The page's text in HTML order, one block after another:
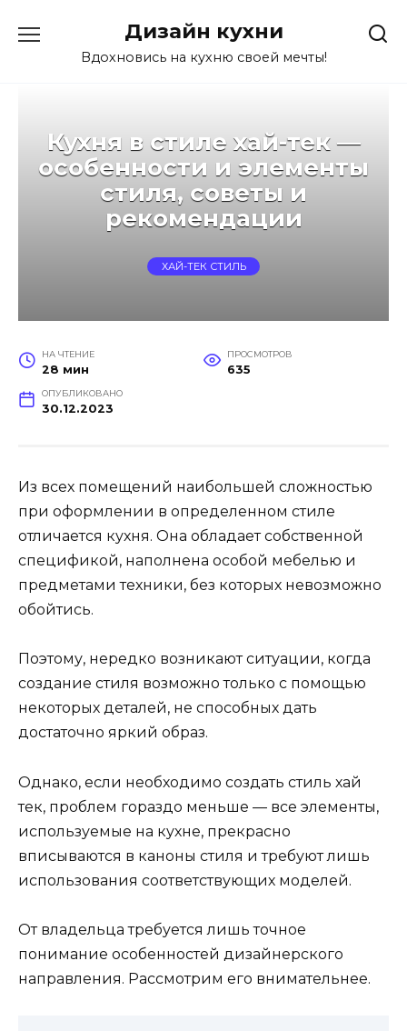
содержанию
Дизайн кухни
Вдохновись на кухню своей мечты!
Кухня в стиле хай-тек —
особенности и элементы
стиля, советы и
рекомендации
ХАЙ-ТЕК СТИЛЬ
НА ЧТЕНИЕ
28 мин
ПРОСМОТРОВ
635
ОПУБЛИКОВАНО
30.12.2023
Из всех помещений наибольшей сложностью
при оформлении в определенном стиле
отличается кухня. Она обладает собственной
спецификой, наполнена особой мебелью и
предметами техники, без которых невозможно
обойтись.
Поэтому, нередко возникают ситуации, когда
создание стиля возможно только с помощью
некоторых деталей, не способных дать
достаточно яркий образ.
Однако, если необходимо создать стиль хай
тек, проблем гораздо меньше — все элементы,
используемые на кухне, прекрасно
вписываются в каноны стиля и требуют лишь
использования соответствующих моделей.
От владельца требуется лишь точное
понимание особенностей дизайнерского
направления. Рассмотрим его внимательнее.